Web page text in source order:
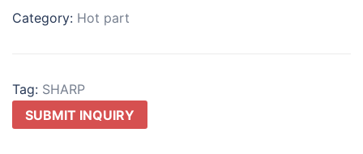
Category: Hot part
Tag: SHARP
SUBMIT INQUIRY